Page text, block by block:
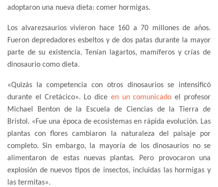
adoptaron una nueva dieta: comer hormigas.
Los alvarezsaurios vivieron hace 160 a 70 millones de años.
Fueron depredadores esbeltos y de dos patas durante la mayor
parte de su existencia. Tenían lagartos, mamíferos y crías de
dinosaurio como dieta.
«Quizás la competencia con otros dinosaurios se intensificó
durante el Cretácico». Lo dice en un comunicadoel profesor
Michael Benton de la Escuela de Ciencias de la Tierra de
Bristol. «Fue una época de ecosistemas en rápida evolución. Las
plantas con flores cambiaron la naturaleza del paisaje por
completo. Sin embargo, la mayoría de los dinosaurios no se
alimentaron de estas nuevas plantas. Pero provocaron una
explosión de nuevos tipos de insectos, incluidas las hormigas y
las termitas».